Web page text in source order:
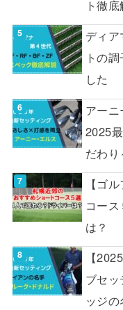
ト徹
ディ
トの
した
アー
2025
だわり
【ゴ
コー
は？
【
ブセ
ッジ